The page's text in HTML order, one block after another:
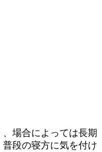
場合によっては長期
段の寝方に気を付け